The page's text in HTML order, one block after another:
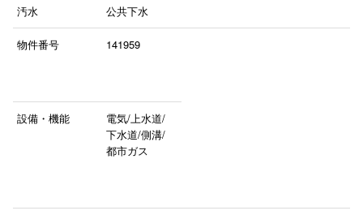
汚水 公共下水
物件番号 141959
設備・機能
電気/上水道/
下水道/側溝/
都市ガス